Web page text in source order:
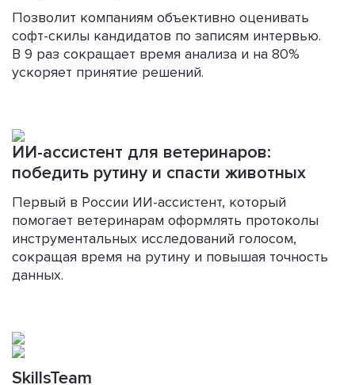
Позволит компаниям объективно оценивать
софт-скилы кандидатов по записям интервью.
В 9 раз сокращает время анализа и на 80%
ускоряет принятие решений.
ИИ-ассистент для ветеринаров:
победить рутину и спасти животных
Первый в России ИИ-ассистент, который
помогает ветеринарам оформлять протоколы
инструментальных исследований голосом,
сокращая время на рутину и повышая точность
данных.
SkillsTeam